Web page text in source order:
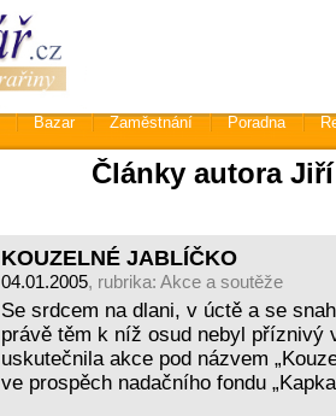
Bazar Zaměstnání Poradna
Články autora
KOUZELNÉ JABLÍČKO
04.01.2005, rubrika: Akce a soutěže
Se srdcem na dlani, v úctě a se
právě těm k níž osud nebyl příznivý
uskutečnila akce pod názvem
ve prospěch nadačního fondu